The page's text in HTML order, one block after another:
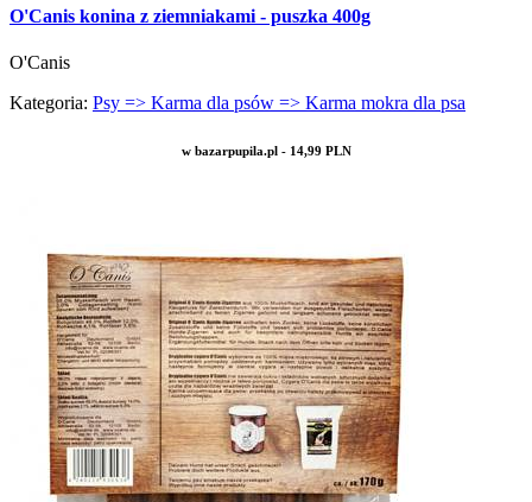
O'Canis konina z ziemniakami - puszka 400g
O'Canis
Kategoria: Psy => Karma dla psów => Karma mokra dla psa
w bazarpupila.pl - 14,99 PLN